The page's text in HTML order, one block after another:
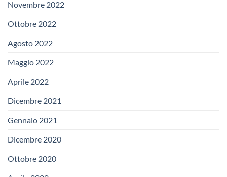
Novembre 2022
Ottobre 2022
Agosto 2022
Maggio 2022
Aprile 2022
Dicembre 2021
Gennaio 2021
Dicembre 2020
Ottobre 2020